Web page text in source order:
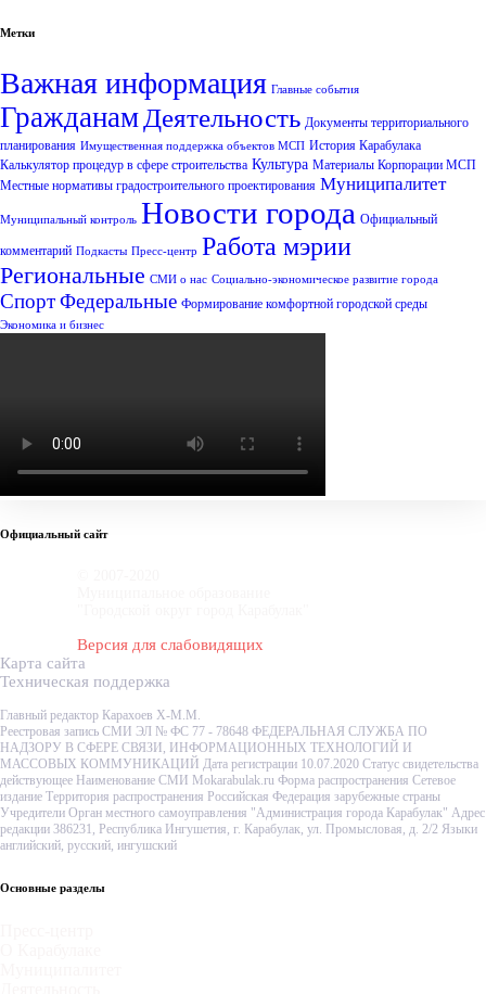
Метки
Важная информация Главные события
Гражданам Деятельность Документы территориального
планирования Имущественная поддержка объектов МСП История Карабулака
Калькулятор процедур в сфере строительства Культура Материалы Корпорации МСП
Местные нормативы градостроительного проектирования Муниципалитет
Муниципальный контроль Новости города Официальный
комментарий Подкасты Пресс-центр Работа мэрии
Региональные СМИ о нас Социально-экономическое развитие города
СпортФедеральные Формирование комфортной городской среды
Экономика и бизнес
Официальный сайт
Версия для слабовидящих
Карта сайта
Техническая поддержка
Главный редактор Карахоев Х-М.М.
Реестровая запись СМИ ЭЛ № ФС 77 - 78648 ФЕДЕРАЛЬНАЯ СЛУЖБА ПО
НАДЗОРУ В СФЕРЕ СВЯЗИ, ИНФОРМАЦИОННЫХ ТЕХНОЛОГИЙ И
МАССОВЫХ КОММУНИКАЦИЙ Дата регистрации 10.07.2020 Статус свидетельства
действующее Наименование СМИ Mokarabulak.ru Форма распространения Сетевое
издание Территория распространения Российская Федерация зарубежные страны
Учредители Орган местного самоуправления "Администрация города Карабулак" Адрес
редакции 386231, Республика Ингушетия, г. Карабулак, ул. Промысловая, д. 2/2 Языки
английский, русский, ингушский
Основные разделы